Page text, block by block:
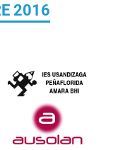
2016